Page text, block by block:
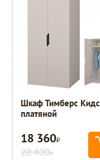
Шкаф Тимберс Кидс
платяной
18 360Р
20 400Р